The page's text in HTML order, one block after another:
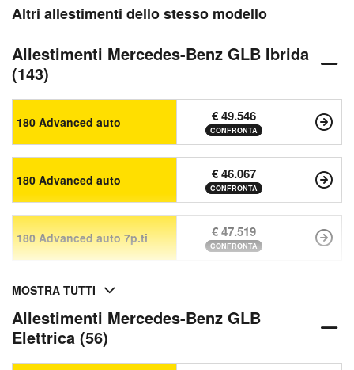
Altri allestimenti dello stesso modello
Allestimenti Mercedes-Benz GLB Ibrida
(143)
180 Advanced auto € 49.546
CONFRONTA
180 Advanced auto € 46.067
CONFRONTA
180 Advanced auto 7p.ti € 47.519
CONFRONTA
MOSTRA TUTTI
Allestimenti Mercedes-Benz GLB
Elettrica (56)